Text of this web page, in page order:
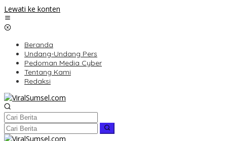
Lewati ke konten
Beranda
Undang-Undang Pers
Pedoman Media Cyber
Tentang Kami
Redaksi